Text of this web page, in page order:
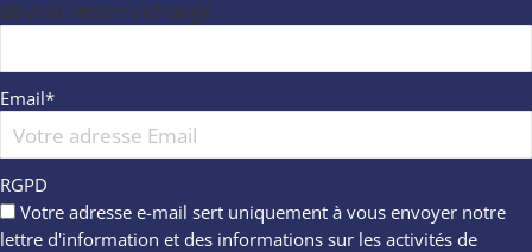
devrait rester inchangé.
Email*
RGPD
Votre adresse e-mail sert uniquement à vous envoyer notre
lettre d'information et des informations sur les activités de